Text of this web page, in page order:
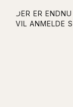
DER ER
VIL ANMELDE